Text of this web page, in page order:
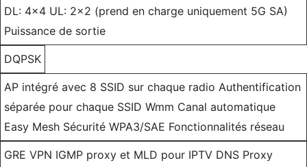
DL: 4x4 UL: 2x2 (prend en charge uniquement 5G SA)
Puissance de sortie
DQPSK
AP intégré avec 8 SSID sur chaque radio Authentification
séparée pour chaque SSID Wmm Canal automatique
Easy Mesh Sécurité WPA3/SAE Fonctionnalités réseau
GRE VPN IGMP proxy et MLD pour IPTV DNS Proxy